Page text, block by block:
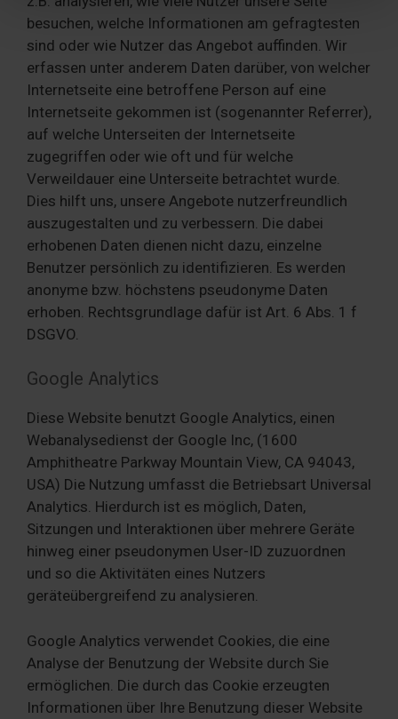
Partner führen diese Informationen möglicherweise mit
weiteren Daten zusammen, die Sie ihnen bereitgestellt
haben oder die sie im Rahmen Ihrer Nutzung der Dienste
gesammelt haben. Sie geben Einwilligung zu unseren
Cookies, wenn Sie unsere Webseite weiterhin nutzen.
besuchen, welche Informationen am gefragtesten
sind oder wie Nutzer das Angebot auffinden. Wir
erfassen unter anderem Daten darüber, von welcher
Internetseite eine betroffene Person auf eine
Internetseite gekommen ist (sogenannter Referrer),
auf welche Unterseiten der Internetseite
zugegriffen oder wie oft und für welche
Verweildauer eine Unterseite betrachtet wurde.
Dies hilft uns, unsere Angebote nutzerfreundlich
auszugestalten und zu verbessern. Die dabei
erhobenen Daten dienen nicht dazu, einzelne
Benutzer persönlich zu identifizieren. Es werden
anonyme bzw. höchstens pseudonyme Daten
erhoben. Rechtsgrundlage dafür ist Art. 6 Abs. 1 f
DSGVO.
Google Analytics
Diese Website benutzt Google Analytics, einen
Webanalysedienst der Google Inc, (1600
Amphitheatre Parkway Mountain View, CA 94043,
USA) Die Nutzung umfasst die Betriebsart Universal
Analytics. Hierdurch ist es möglich, Daten,
Sitzungen und Interaktionen über mehrere Geräte
hinweg einer pseudonymen User-ID zuzuordnen
und so die Aktivitäten eines Nutzers
geräteübergreifend zu analysieren.
Google Analytics verwendet Cookies, die eine
Analyse der Benutzung der Website durch Sie
ermöglichen. Die durch das Cookie erzeugten
Informationen über Ihre Benutzung dieser Website